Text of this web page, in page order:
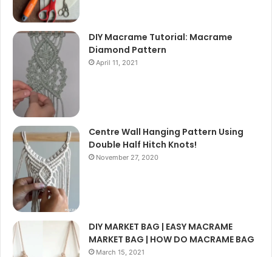
DIY Macrame Tutorial: Macrame
Diamond Pattern
April 11, 2021
Centre Wall Hanging Pattern Using
Double Half Hitch Knots!
November 27, 2020
DIY MARKET BAG | EASY MACRAME
MARKET BAG | HOW DO MACRAME BAG
March 15, 2021